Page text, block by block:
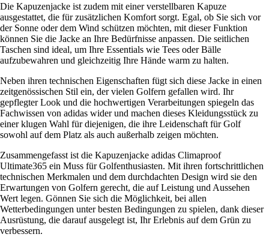
Die Kapuzenjacke ist zudem mit einer verstellbaren Kapuze
ausgestattet, die für zusätzlichen Komfort sorgt. Egal, ob Sie sich vor
der Sonne oder dem Wind schützen möchten, mit dieser Funktion
können Sie die Jacke an Ihre Bedürfnisse anpassen. Die seitlichen
Taschen sind ideal, um Ihre Essentials wie Tees oder Bälle
aufzubewahren und gleichzeitig Ihre Hände warm zu halten.
Neben ihren technischen Eigenschaften fügt sich diese Jacke in einen
zeitgenössischen Stil ein, der vielen Golfern gefallen wird. Ihr
gepflegter Look und die hochwertigen Verarbeitungen spiegeln das
Fachwissen von adidas wider und machen dieses Kleidungsstück zu
einer klugen Wahl für diejenigen, die ihre Leidenschaft für Golf
sowohl auf dem Platz als auch außerhalb zeigen möchten.
Zusammengefasst ist die Kapuzenjacke adidas Climaproof
Ultimate365 ein Muss für Golfenthusiasten. Mit ihren fortschrittlichen
technischen Merkmalen und dem durchdachten Design wird sie den
Erwartungen von Golfern gerecht, die auf Leistung und Aussehen
Wert legen. Gönnen Sie sich die Möglichkeit, bei allen
Wetterbedingungen unter besten Bedingungen zu spielen, dank dieser
Ausrüstung, die darauf ausgelegt ist, Ihr Erlebnis auf dem Grün zu
verbessern.